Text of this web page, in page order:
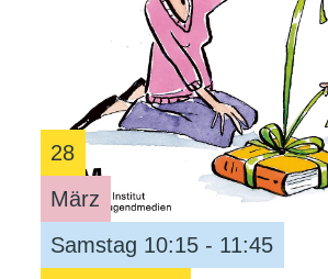
28
März
Samstag 10:15 - 11:45